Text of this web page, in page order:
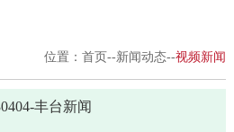
位置：首页--新闻动态--视频新闻
丰台新闻